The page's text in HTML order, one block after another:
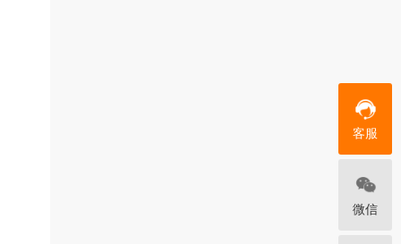
客服
微信